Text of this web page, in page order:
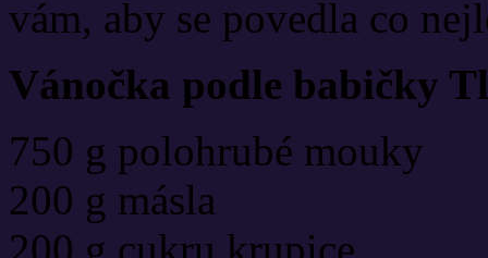
vám, aby se povedla co
Vánočka podle babičky
750 g polohrubé mouky
200 g másla
200 g cukru krupice